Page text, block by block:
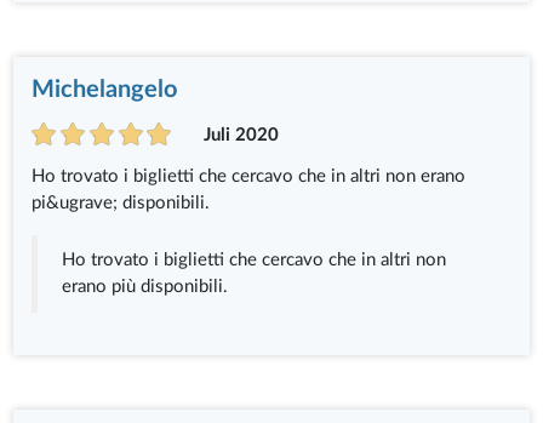
Michelangelo
Juli 2020
Ho trovato i biglietti che cercavo che in altri non erano
pi&ugrave; disponibili.
Ho trovato i biglietti che cercavo che in altri non
erano più disponibili.